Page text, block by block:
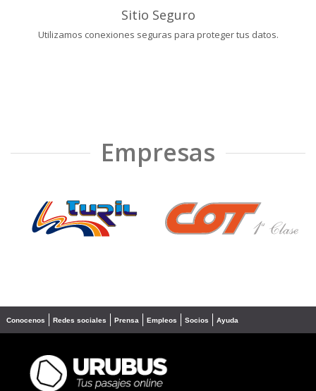
Sitio Seguro
Utilizamos conexiones seguras para proteger tus datos.
Empresas
❮ ❯
Conocenos Redes sociales Prensa Empleos Socios Ayuda